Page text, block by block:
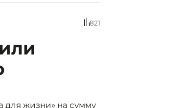
821
для жизни» на сумму